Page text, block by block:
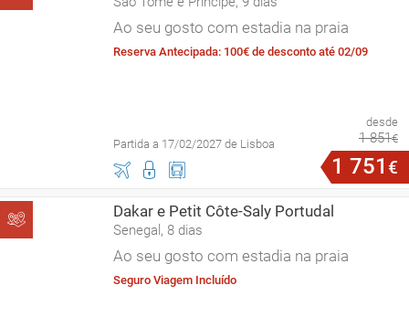
Ao seu gosto com estadia na praia
Reserva Antecipada: 100€ de desconto até 02/09
Partida a 17/02/2027 de Lisboa
desde
1 851€
1 751 €
Dakar e Petit Côte-Saly Portudal
Senegal, 8 dias
Ao seu gosto com estadia na praia
Seguro Viagem Incluído